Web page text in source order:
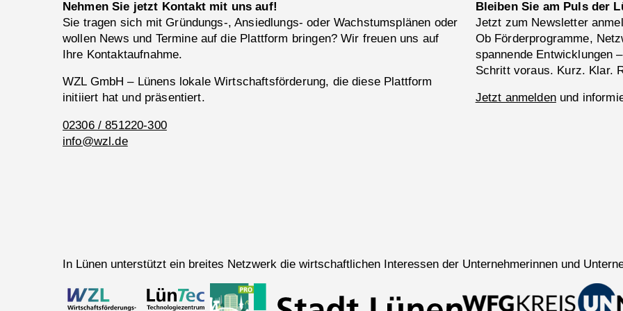
Nehmen Sie jetzt Kontakt mit uns auf!
Sie tragen sich mit Gründungs-, Ansiedlungs- oder Wachstumsplänen oder
wollen News und Termine auf die Plattform bringen? Wir freuen uns auf
Ihre Kontaktaufnahme.
WZL GmbH – Lünens lokale Wirtschaftsförderung, die diese Plattform
initiiert hat und präsentiert.
02306 / 851220-300
info@wzl.de
Bleiben Sie am Puls der
Jetzt zum Newsletter
Ob Förderprogramme,
spannende Entwicklungen
Schritt voraus. Kurz. Klar.
Jetzt anmeldenund
In Lünen unterstützt ein breites Netzwerk die wirtschaftlichen Interessen der Unternehmerinnen und